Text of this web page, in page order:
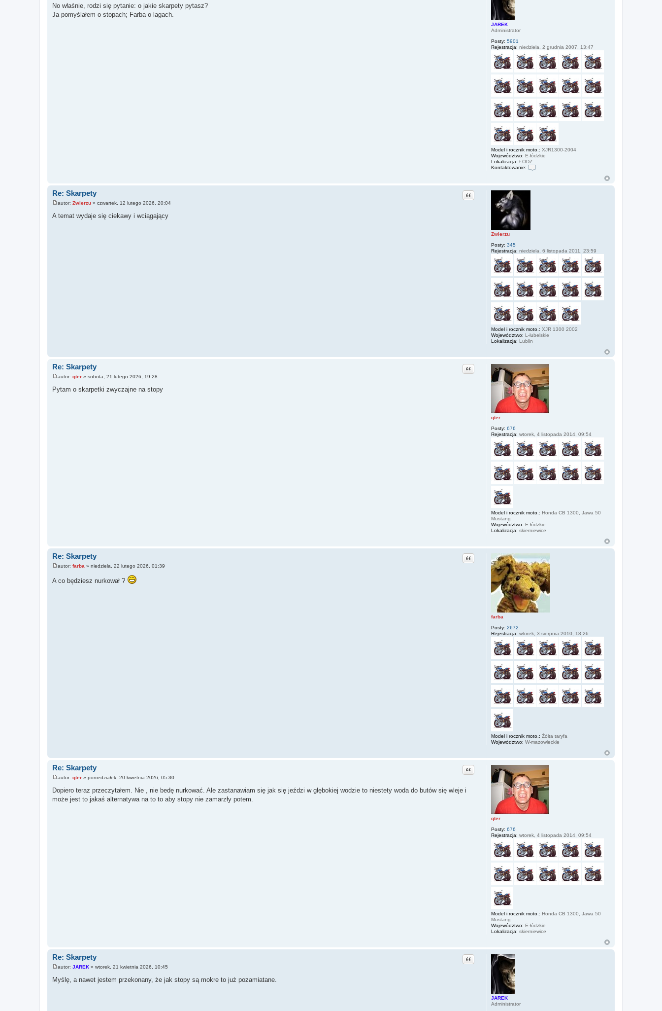
JAREK
Administrator
Posty: 5901
Rejestracja: niedziela, 2 grudnia 2007, 13:47
Model i rocznik moto.: XJR1300-2004
Województwo: E-łódzkie
Lokalizacja: ŁÓDŹ
Kontaktowanie:
o
z
K
o
s
t
No właśnie, rodzi się pytanie: o jakie skarpety pytasz?
Ja pomyślałem o stopach; Farba o lagach.
Zwierzu
Posty: 345
Rejestracja: niedziela, 6 listopada 2011, 23:59
Model i rocznik moto.: XJR 1300 2002
Województwo: L-lubelskie
Lokalizacja: Lublin
Re: Skarpety Cytuj
o
s
autor: Zwierzu » czwartek, 12 lutego 2026, 20:04
A temat wydaje się ciekawy i wciągający
qter
Posty: 676
Rejestracja: wtorek, 4 listopada 2014, 09:54
Model i rocznik moto.: Honda CB 1300, Jawa 50
Mustang
Województwo: E-łódzkie
Lokalizacja: skierniewice
Re: Skarpety Cytuj
s
autor: qter » sobota, 21 lutego 2026, 19:28
Pytam o skarpetki zwyczajne na stopy
farba
Posty: 2672
Rejestracja: wtorek, 3 sierpnia 2010, 18:26
Model i rocznik moto.: Żółta taryfa
Województwo: W-mazowieckie
Re: Skarpety Cytuj
s
autor: farba » niedziela, 22 lutego 2026, 01:39
A co będziesz nurkował ?
qter
Posty: 676
Rejestracja: wtorek, 4 listopada 2014, 09:54
Model i rocznik moto.: Honda CB 1300, Jawa 50
Mustang
Województwo: E-łódzkie
Lokalizacja: skierniewice
Re: Skarpety Cytuj
s
t
autor: qter » poniedziałek, 20 kwietnia 2026, 05:30
Dopiero teraz przeczytałem. Nie , nie bedę nurkować. Ale zastanawiam się jak się jeździ w głębokiej wodzie to niestety woda do butów się wleje i
może jest to jakaś alternatywa na to to aby stopy nie zamarzły potem.
JAREK
Administrator
Re: Skarpety Cytuj
s
autor: JAREK » wtorek, 21 kwietnia 2026, 10:45
Myślę, a nawet jestem przekonany, że jak stopy są mokre to już pozamiatane.